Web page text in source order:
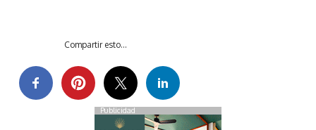
Compartir esto...
Publicidad